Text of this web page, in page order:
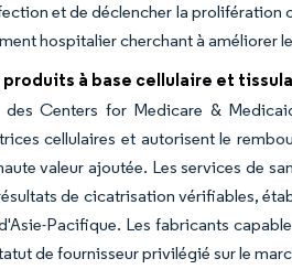
et de déclencher la prolifération
hospitalier cherchant à améliorer
à base cellulaire et
Centers for Medicare &
cellulaires et autorisent le
valeur ajoutée. Les services de
de cicatrisation vérifiables,
Pacifique. Les fabricants
de fournisseur privilégié sur le